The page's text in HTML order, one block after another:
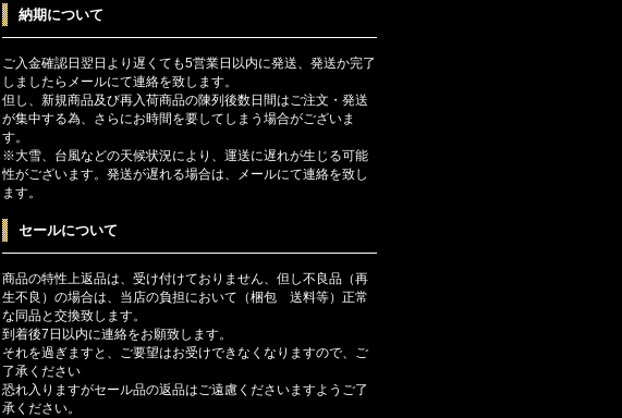
納期について
ご入金確認日翌日より遅くても5営業日以内に発送、発送か完了
しましたらメールにて連絡を致します。
但し、新規商品及び再入荷商品の陳列後数日間はご注文・発送
が集中する為、さらにお時間を要してしまう場合がございま
す。
※大雪、台風などの天候状況により、運送に遅れが生じる可能
性がございます。発送が遅れる場合は、メールにて連絡を致し
ます。
セールについて
商品の特性上返品は、受け付けておりません、但し不良品（再
生不良）の場合は、当店の負担において（梱包 送料等）正常
な同品と交換致します。
到着後7日以内に連絡をお願致します。
それを過ぎますと、ご要望はお受けできなくなりますので、ご
了承ください
恐れ入りますがセール品の返品はご遠慮くださいますようご了
承ください。